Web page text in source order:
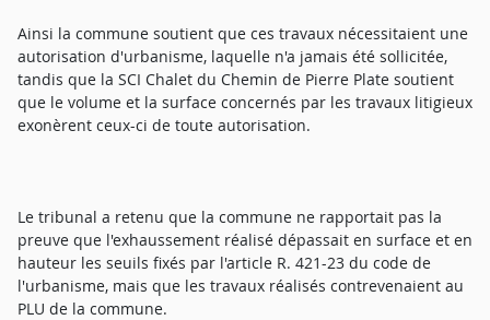
Ainsi la commune soutient que ces travaux nécessitaient une
autorisation d'urbanisme, laquelle n'a jamais été sollicitée,
tandis que la SCI Chalet du Chemin de Pierre Plate soutient
que le volume et la surface concernés par les travaux litigieux
exonèrent ceux-ci de toute autorisation.
Le tribunal a retenu que la commune ne rapportait pas la
preuve que l'exhaussement réalisé dépassait en surface et en
hauteur les seuils fixés par l'article R. 421-23 du code de
l'urbanisme, mais que les travaux réalisés contrevenaient au
PLU de la commune.